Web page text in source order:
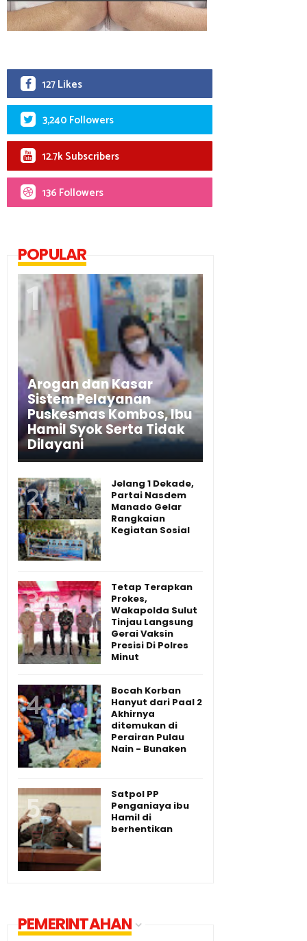
127 Likes
3,240 Followers
12.7k Subscribers
136 Followers
POPULAR
Arogan dan Kasar
Sistem Pelayanan
Puskesmas Kombos, Ibu
Hamil Syok Serta Tidak
Dilayani
Jelang 1 Dekade,
Partai Nasdem
Manado Gelar
Rangkaian
Kegiatan Sosial
Tetap Terapkan
Prokes,
Wakapolda Sulut
Tinjau Langsung
Gerai Vaksin
Presisi Di Polres
Minut
Bocah Korban
Hanyut dari Paal 2
Akhirnya
ditemukan di
Perairan Pulau
Nain - Bunaken
Satpol PP
Penganiaya ibu
Hamil di
berhentikan
PEMERINTAHAN